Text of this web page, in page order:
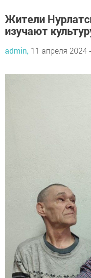
Жители
изучают
admin, 11 апреля 2024